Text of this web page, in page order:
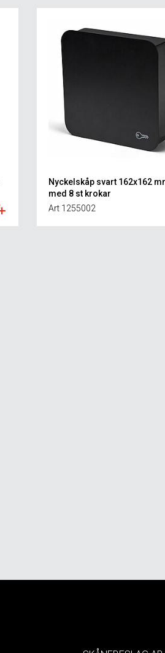
Nyckelskåp svart 162x162
med 8 st krokar
Art 1255002